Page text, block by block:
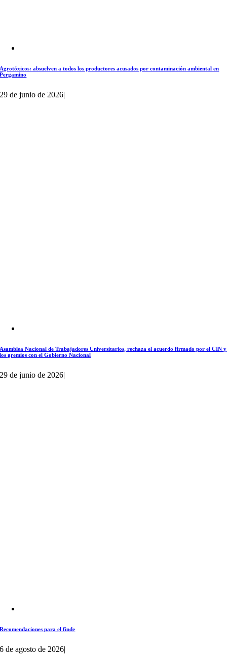
Agrotóxicos: absuelven a todos los productores acusados por contaminación ambiental en
Pergamino
29 de junio de 2026|
Asamblea Nacional de Trabajadores Universitarios, rechaza el acuerdo firmado por el CIN y
los gremios con el Gobierno Nacional
29 de junio de 2026|
Recomendaciones para el finde
6 de agosto de 2026|